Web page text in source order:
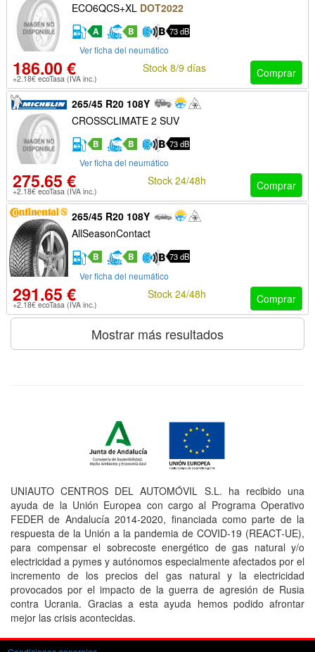
ECO6QCS+XL DOT2022
A B 73 dB
Ver ficha del neumático
186.00 €
+2.18€ ecoTasa (IVA inc.) Comprar
Stock 8/9 días
265/45 R20 108Y
CROSSCLIMATE 2 SUV
B B 73 dB
Ver ficha del neumático
275.65 €
+2.18€ ecoTasa (IVA inc.) Comprar
Stock 24/48h
265/45 R20 108Y
AllSeasonContact
B B 73 dB
Ver ficha del neumático
291.65 €
+2.18€ ecoTasa (IVA inc.) Comprar
Stock 24/48h
Mostrar más resultados
UNIAUTO CENTROS DEL AUTOMÓVIL S.L. ha recibido una
ayuda de la Unión Europea con cargo al Programa Operativo
FEDER de Andalucía 2014-2020, financiada como parte de la
respuesta de la Unión a la pandemia de COVID-19 (REACT-UE),
para compensar el sobrecoste energético de gas natural y/o
electricidad a pymes y autónomos especialmente afectados por el
incremento de los precios del gas natural y la electricidad
provocados por el impacto de la guerra de agresión de Rusia
contra Ucrania. Gracias a esta ayuda hemos podido afrontar
mejor las crisis acontecidas.